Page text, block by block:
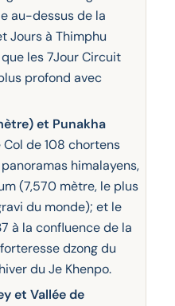
au-dessus de la
Jours à Thimphu
les 7Jour Circuit
profond avec
et Punakha
de 108 chortens
himalayens,
(7,570 mètre, le plus
du monde); et le
à la confluence de la
dzong du
du Je Khenpo.
et Vallée de